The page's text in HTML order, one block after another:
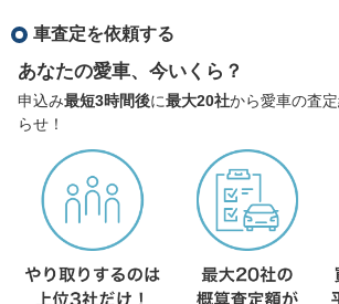
車査定を依頼する
あなたの愛車、今いくら？
申込み最短3時間後に最大20社から愛車の査
らせ！